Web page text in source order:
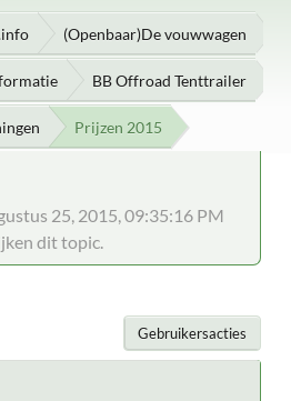
(Openbaar)De vouwwagen
BB Offroad Tenttrailer
Prijzen 2015
25, 2015, 09:35:16 PM
dit topic.
Gebruikersacties